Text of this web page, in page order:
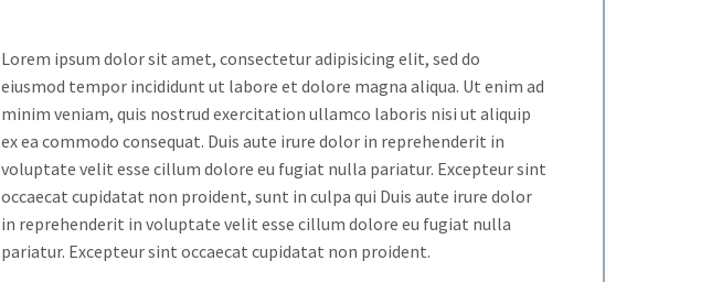
Lorem ipsum dolor sit amet, consectetur adipisicing elit, sed do
eiusmod tempor incididunt ut labore et dolore magna aliqua. Ut enim ad
minim veniam, quis nostrud exercitation ullamco laboris nisi ut aliquip
ex ea commodo consequat. Duis aute irure dolor in reprehenderit in
voluptate velit esse cillum dolore eu fugiat nulla pariatur. Excepteur sint
occaecat cupidatat non proident, sunt in culpa qui Duis aute irure dolor
in reprehenderit in voluptate velit esse cillum dolore eu fugiat nulla
pariatur. Excepteur sint occaecat cupidatat non proident.